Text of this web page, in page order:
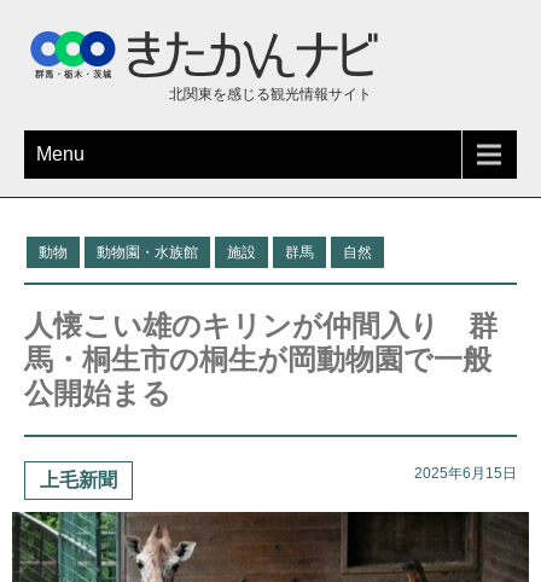
北関東を感じる観光情報サイト
Menu
動物 動物園・水族館 施設 群馬 自然
人懐こい雄のキリンが仲間入り 群
馬・桐生市の桐生が岡動物園で一般
公開始まる
上毛新聞 2025年6月15日